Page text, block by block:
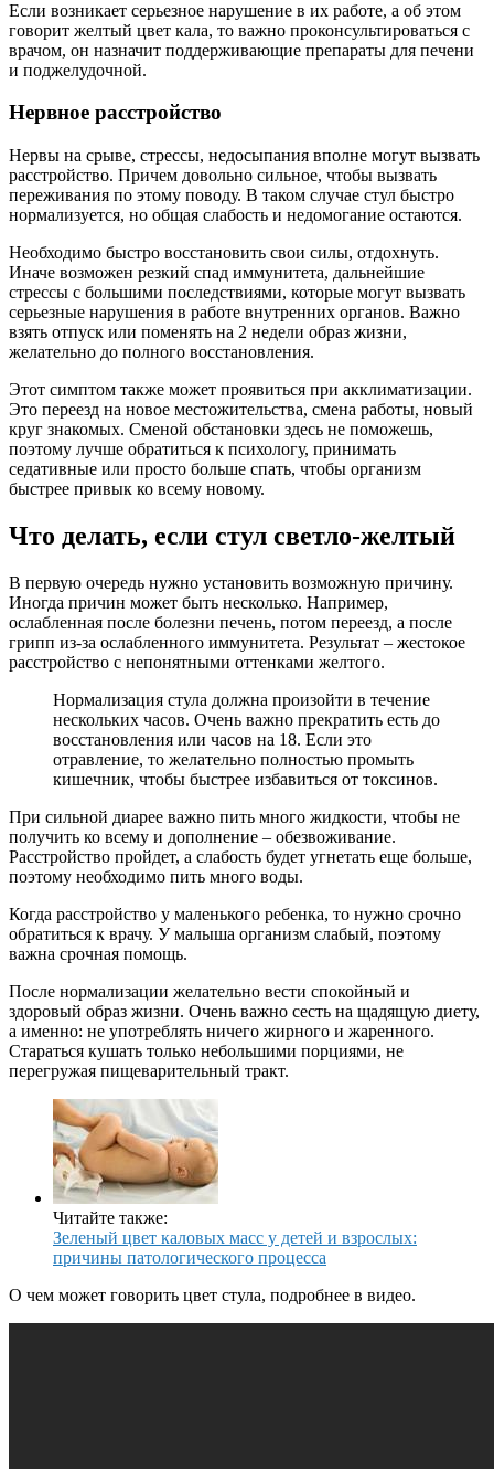
Если возникает серьезное нарушение в их работе, а об этом
говорит желтый цвет кала, то важно проконсультироваться с
врачом, он назначит поддерживающие препараты для печени
и поджелудочной.
Нервное расстройство
Нервы на срыве, стрессы, недосыпания вполне могут вызвать
расстройство. Причем довольно сильное, чтобы вызвать
переживания по этому поводу. В таком случае стул быстро
нормализуется, но общая слабость и недомогание остаются.
Необходимо быстро восстановить свои силы, отдохнуть.
Иначе возможен резкий спад иммунитета, дальнейшие
стрессы с большими последствиями, которые могут вызвать
серьезные нарушения в работе внутренних органов. Важно
взять отпуск или поменять на 2 недели образ жизни,
желательно до полного восстановления.
Этот симптом также может проявиться при акклиматизации.
Это переезд на новое местожительства, смена работы, новый
круг знакомых. Сменой обстановки здесь не поможешь,
поэтому лучше обратиться к психологу, принимать
седативные или просто больше спать, чтобы организм
быстрее привык ко всему новому.
Что делать, если стул светло-желтый
В первую очередь нужно установить возможную причину.
Иногда причин может быть несколько. Например,
ослабленная после болезни печень, потом переезд, а после
грипп из-за ослабленного иммунитета. Результат – жестокое
расстройство с непонятными оттенками желтого.
Нормализация стула должна произойти в течение
нескольких часов. Очень важно прекратить есть до
восстановления или часов на 18. Если это
отравление, то желательно полностью промыть
кишечник, чтобы быстрее избавиться от токсинов.
При сильной диарее важно пить много жидкости, чтобы не
получить ко всему и дополнение – обезвоживание.
Расстройство пройдет, а слабость будет угнетать еще больше,
поэтому необходимо пить много воды.
Когда расстройство у маленького ребенка, то нужно срочно
обратиться к врачу. У малыша организм слабый, поэтому
важна срочная помощь.
После нормализации желательно вести спокойный и
здоровый образ жизни. Очень важно сесть на щадящую диету,
а именно: не употреблять ничего жирного и жаренного.
Стараться кушать только небольшими порциями, не
перегружая пищеварительный тракт.
Читайте также:
Зеленый цвет каловых масс у детей и взрослых:
причины патологического процесса
О чем может говорить цвет стула, подробнее в видео.